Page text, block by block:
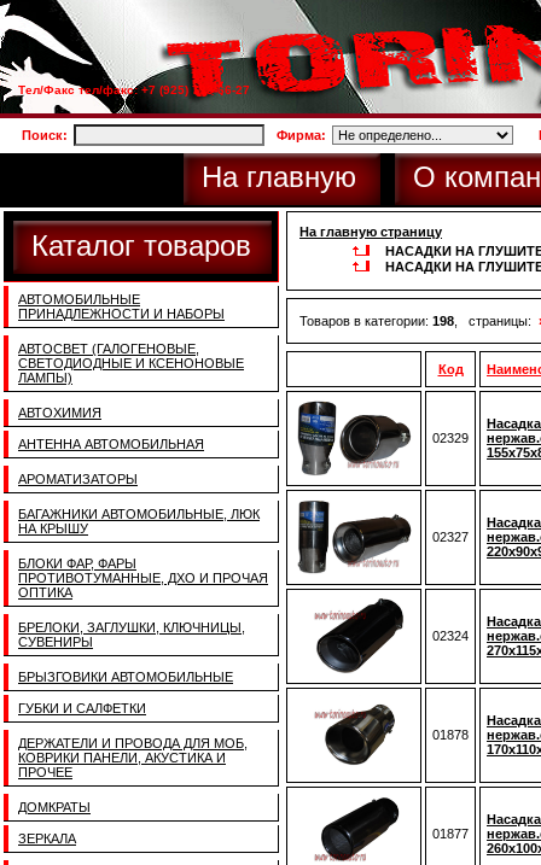
Тел/Факс тел/факс: +7 (925) 733-66-27
Поиск: Фирма:
На главную О
Каталог товаров
АВТОМОБИЛЬНЫЕ
ПРИНАДЛЕЖНОСТИ И НАБОРЫ
АВТОСВЕТ (ГАЛОГЕНОВЫЕ,
СВЕТОДИОДНЫЕ И КСЕНОНОВЫЕ
ЛАМПЫ)
АВТОХИМИЯ
АНТЕННА АВТОМОБИЛЬНАЯ
АРОМАТИЗАТОРЫ
БАГАЖНИКИ АВТОМОБИЛЬНЫЕ, ЛЮК
НА КРЫШУ
БЛОКИ ФАР, ФАРЫ
ПРОТИВОТУМАННЫЕ, ДХО И ПРОЧАЯ
ОПТИКА
БРЕЛОКИ, ЗАГЛУШКИ, КЛЮЧНИЦЫ,
СУВЕНИРЫ
БРЫЗГОВИКИ АВТОМОБИЛЬНЫЕ
ГУБКИ И САЛФЕТКИ
ДЕРЖАТЕЛИ И ПРОВОДА ДЛЯ МОБ,
КОВРИКИ ПАНЕЛИ, АКУСТИКА И
ПРОЧЕЕ
ДОМКРАТЫ
ЗЕРКАЛА
На главную страницу
НАСАДКИ НА
НАСАДКИ НА
Товаров в категории: 198 , страницы:
Код
02329
02327
02324
01878
01877